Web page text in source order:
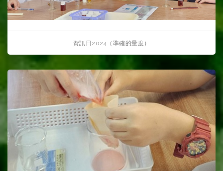
資訊日2024（準確的量度）